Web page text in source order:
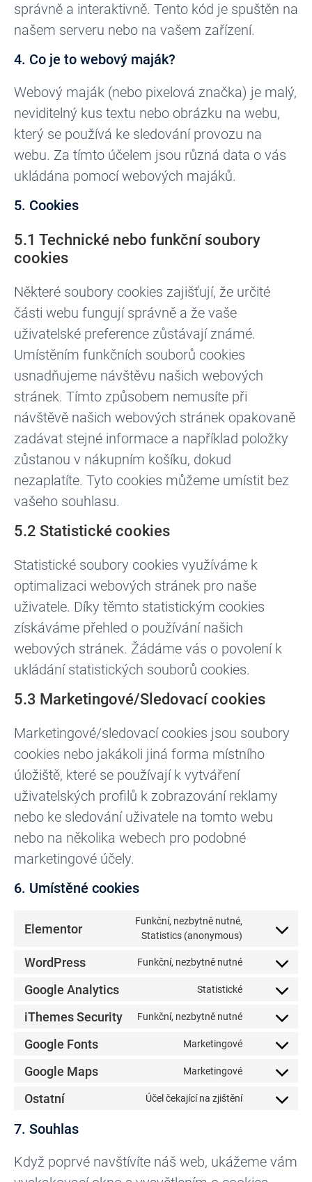
správně a interaktivně. Tento kód je spuštěn na
našem serveru nebo na vašem zařízení.
4. Co je to webový maják?
Webový maják (nebo pixelová značka) je malý,
neviditelný kus textu nebo obrázku na webu,
který se používá ke sledování provozu na
webu. Za tímto účelem jsou různá data o vás
ukládána pomocí webových majáků.
5. Cookies
5.1 Technické nebo funkční soubory
cookies
Některé soubory cookies zajišťují, že určité
části webu fungují správně a že vaše
uživatelské preference zůstávají známé.
Umístěním funkčních souborů cookies
usnadňujeme návštěvu našich webových
stránek. Tímto způsobem nemusíte při
návštěvě našich webových stránek opakovaně
zadávat stejné informace a například položky
zůstanou v nákupním košíku, dokud
nezaplatíte. Tyto cookies můžeme umístit bez
vašeho souhlasu.
5.2 Statistické cookies
Statistické soubory cookies využíváme k
optimalizaci webových stránek pro naše
uživatele. Díky těmto statistickým cookies
získáváme přehled o používání našich
webových stránek. Žádáme vás o povolení k
ukládání statistických souborů cookies.
5.3 Marketingové/Sledovací cookies
Marketingové/sledovací cookies jsou soubory
cookies nebo jakákoli jiná forma místního
úložiště, které se používají k vytváření
uživatelských profilů k zobrazování reklamy
nebo ke sledování uživatele na tomto webu
nebo na několika webech pro podobné
marketingové účely.
6. Umístěné cookies
Elementor
Funkční, nezbytně nutné,
Statistics (anonymous)
WordPress Funkční, nezbytně nutné
Google Analytics Statistické
iThemes Security Funkční, nezbytně nutné
Google Fonts Marketingové
Google Maps Marketingové
Ostatní Účel čekající na zjištění
7. Souhlas
Když poprvé navštívíte náš web, ukážeme vám